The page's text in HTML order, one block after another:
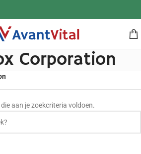
Corporation
aan je zoekcriteria voldoen.